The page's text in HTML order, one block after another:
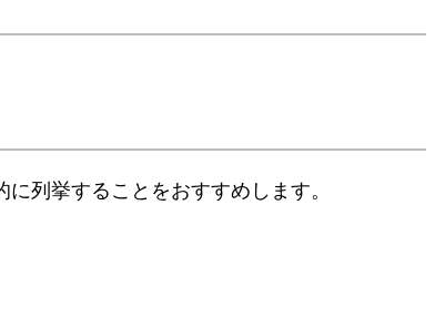
列挙することをおすすめします。